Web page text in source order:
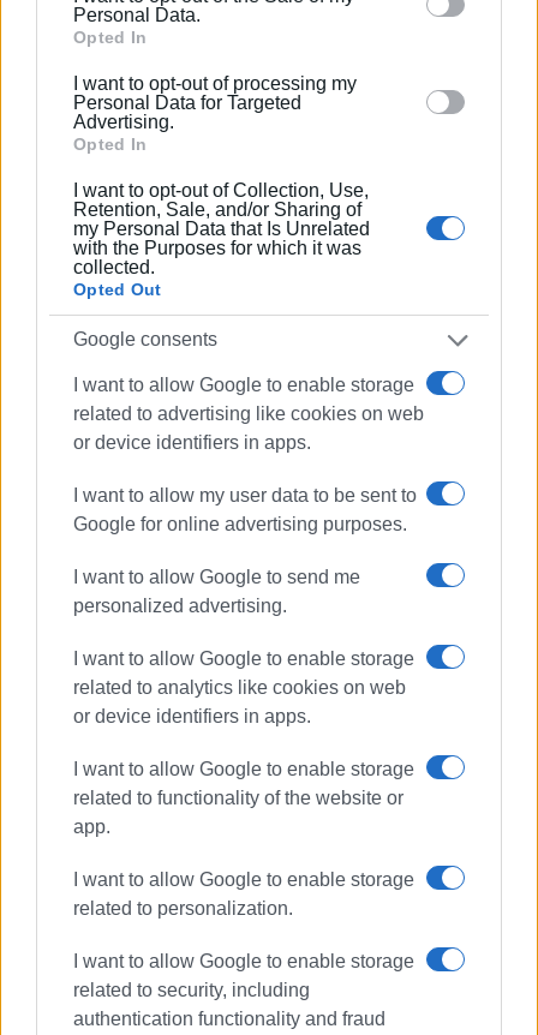
behaviour. You may click to grant or deny consent to
Google and its third-party tags to use your data for
section.
Personal Data.
Opted In
I want to opt-out of processing my
Personal Data for Targeted
Advertising.
Opted In
I want to opt-out of Collection, Use,
Retention, Sale, and/or Sharing of
my Personal Data that Is Unrelated
with the Purposes for which it was
collected.
Opted Out
Google consents
I want to allow Google to enable storage
related to advertising like cookies on web
or device identifiers in apps.
I want to allow my user data to be sent to
Google for online advertising purposes.
I want to allow Google to send me
personalized advertising.
I want to allow Google to enable storage
related to analytics like cookies on web
or device identifiers in apps.
I want to allow Google to enable storage
related to functionality of the website or
app.
I want to allow Google to enable storage
related to personalization.
I want to allow Google to enable storage
related to security, including
authentication functionality and fraud
Νικολούζο.
κ. Σπυριδούλα Κόκκαλη Αντιδήμαρχος Περιβάλλοντος
και Κυκλικής Οικονομίας και ο Εντεταλμένος
Δημοτικός Σύμβουλος Πολιτισμού και Αθλητισμού κ.
Ιωάννης Καλούδης.
Ευχαριστούμε θερμά τον Δήμο Βόρειας Κέρκυρας για
την πολύτιμη και συνεχή υποστήριξη του, αλλά και όλες
τις φίλες και τους φίλους της Φιλαρμονικής μας για
την παρουσία τους και το θερμό χειροκρότημα τους.
Εμφανίσεις: 2195
ΕΛΕΝΗ ΚΟΡΩΝΑΚΗ
Εργάζεται στις Εκδόσεις Ενημέρωση από το
1990 σε θέσεις υψηλής ευθύνης. Ειδικεύεται στις
δημόσιες σχέσεις, το ελεύθερο και το
καλλιτεχνικό ρεπορτάζ.
Ακολουθήστε το enimerosi στο Facebook
Συνδρομητές στο e-paper